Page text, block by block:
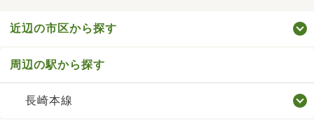
近辺の市区から探す
周辺の駅から探す
長崎本線